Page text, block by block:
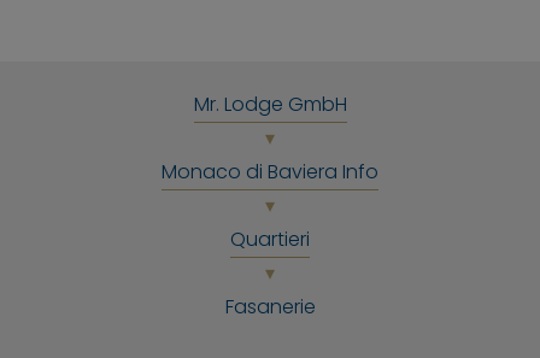
Mr. Lodge GmbH
Monaco di Baviera Info
Quartieri
Fasanerie